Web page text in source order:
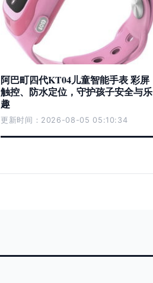
阿巴町四代KT04儿童智能手表 彩屏
触控、防水定位，守护孩子安全与乐
趣
更新时间：2026-08-05 05:10:34